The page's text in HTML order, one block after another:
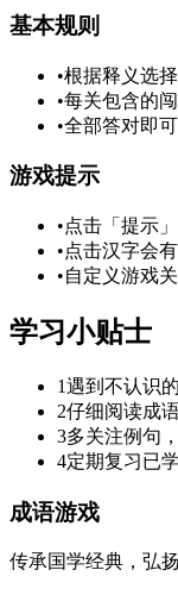
基本规则
•根据释义选
•每关包含的
•全部答对即
游戏提示
•点击「提示
•点击汉字会
•自定义游戏
学习小贴士
1遇到不认识
2仔细阅读成
3多关注例句
4定期复习已
成语游戏
传承国学经典，弘